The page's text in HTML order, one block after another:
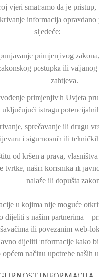
vjeri smatramo da je pristup,
informacija opravdano
sljedeće:
primjenjivog
postupka ili valjanog
zahtjeva.
primjenjivih Uvjeta
uključujući istragu
sprečavanje ili drugu
i sigurnosnih ili
od kršenja prava,
tvrtke, naših korisnika ili
nalaže ili dopušta
u kojima nije moguće
dijeliti s našim partnerima –
ili povezanim web-
dijeliti informacije kako
općem načinu upotrebe naših